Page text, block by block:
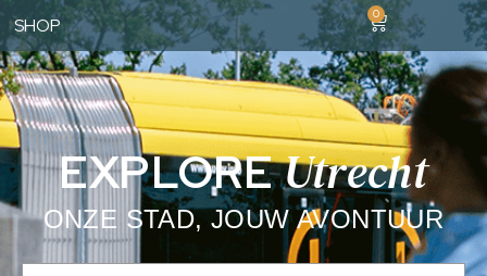
SHOP
0
EXPLOREUtrecht
ONZE STAD, JOUW AVONTUUR